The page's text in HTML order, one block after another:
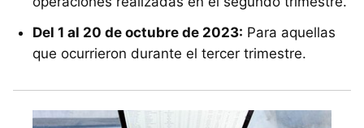
Del 1 al 20 de octubre de 2023: Para aquellas
que ocurrieron durante el tercer trimestre.